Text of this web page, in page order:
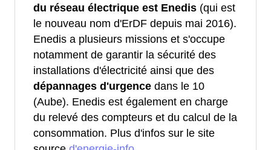
du réseau électrique est Enedis (qui est
le nouveau nom d'ErDF depuis mai 2016).
Enedis a plusieurs missions et s'occupe
notamment de garantir la sécurité des
installations d'électricité ainsi que des
dépannages d'urgence dans le 10
(Aube). Enedis est également en charge
du relevé des compteurs et du calcul de la
consommation. Plus d'infos sur le site